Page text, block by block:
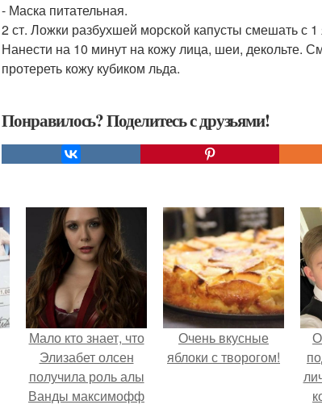
- Маска питательная.
2 ст. Ложки разбухшей морской капусты смешать с
Нанести на 10 минут на кожу лица, шеи, декольте.
протереть кожу кубиком льда.
Понравилось? Поделитесь с друзьями!
Мало кто знает, что
Элизабет олсен
получила роль алы
Ванды максимофф
Очень вкусные
яблоки с творогом!